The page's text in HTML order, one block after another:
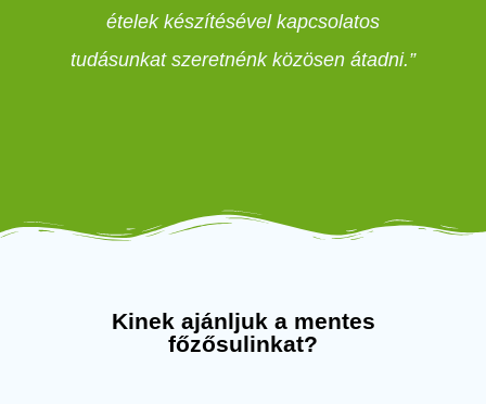
ételek készítésével kapcsolatos
tudásunkat szeretnénk közösen átadni.”
Kinek ajánljuk a mentes
főzősulinkat?